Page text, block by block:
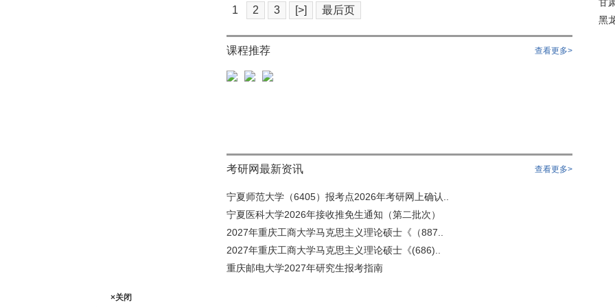
1 2 3 [>] 最后页
课程推荐 查看更多>
考研网最新资讯 查看更多>
宁夏师范大学（6405）报考点2026年考研网上确认..
宁夏医科大学2026年接收推免生通知（第二批次）
2027年重庆工商大学马克思主义理论硕士《（887..
2027年重庆工商大学马克思主义理论硕士《(686)..
重庆邮电大学2027年研究生报考指南
黑
×关闭